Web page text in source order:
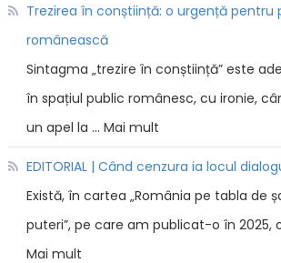
Trezirea în conștiință: o urgență pentru
românească
Sintagma „trezire în conștiință” este
în spațiul public românesc, cu ironie,
un apel la … Mai mult
EDITORIAL | Când cenzura ia locul
Există, în cartea „România pe tabla de
puteri”, pe care am publicat-o în 2025,
Mai mult